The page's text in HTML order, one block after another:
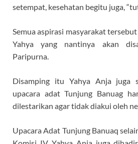
setempat, kesehatan begitu juga,
Semua aspirasi masyarakat
Yahya yang nantinya akan
Paripurna.
Disamping itu Yahya Anja juga
upacara adat Tunjung Banuag
dilestarikan agar tidak diakui oleh
Upacara Adat Tunjung Banuaq